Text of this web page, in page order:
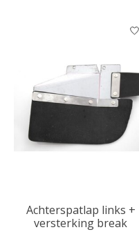
Achterspatlap links +
versterking break